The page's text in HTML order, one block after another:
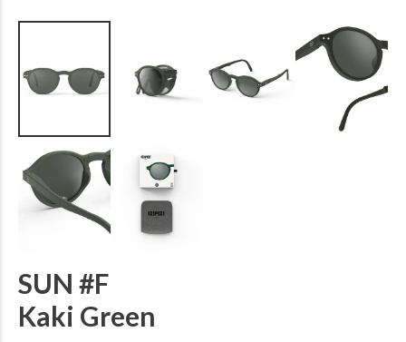
SUN #F
Kaki Green